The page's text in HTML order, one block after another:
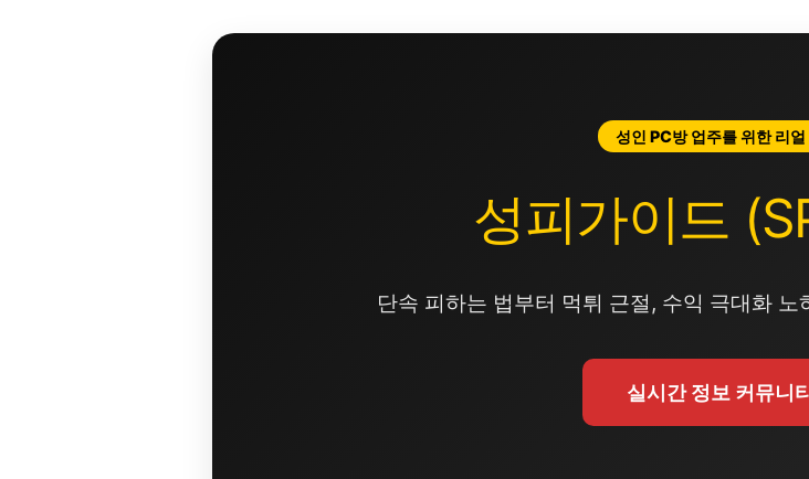
성인 PC방 업주를 위한 리
성피가이드
단속 피하는 법부터 먹튀 근절, 수익 극대화
실시간 정보 커뮤니